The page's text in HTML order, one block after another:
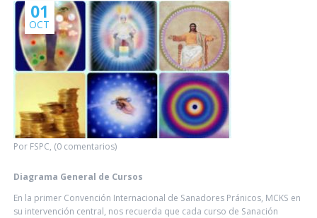
Por FSPC, (0 comentarios)
01
OCT
Diagrama General de Cursos
En la primer Convención Internacional de Sanadores Pránicos, MCKS en
su intervención central, nos recuerda que cada curso de Sanación